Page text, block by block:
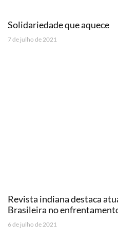
Solidariedade que aquece
7 de julho de 2021
Revista indiana destaca
Brasileira no
6 de julho de 2021